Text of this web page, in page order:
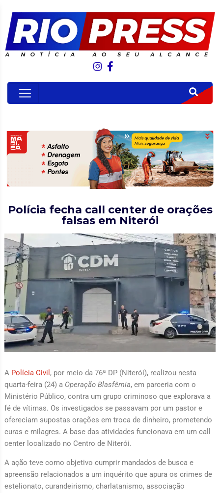
Polícia fecha call center de orações
falsas em Niterói
A Polícia Civil , por meio da 76ª DP (Niterói), realizou nesta
quarta-feira (24) a Operação Blasfêmia, em parceria com o
Ministério Público, contra um grupo criminoso que explorava a
fé de vítimas. Os investigados se passavam por um pastor e
ofereciam supostas orações em troca de dinheiro, prometendo
curas e milagres. A base das atividades funcionava em um call
center localizado no Centro de Niterói.
A ação teve como objetivo cumprir mandados de busca e
apreensão relacionados a um inquérito que apura os crimes de
estelionato, curandeirismo, charlatanismo, associação